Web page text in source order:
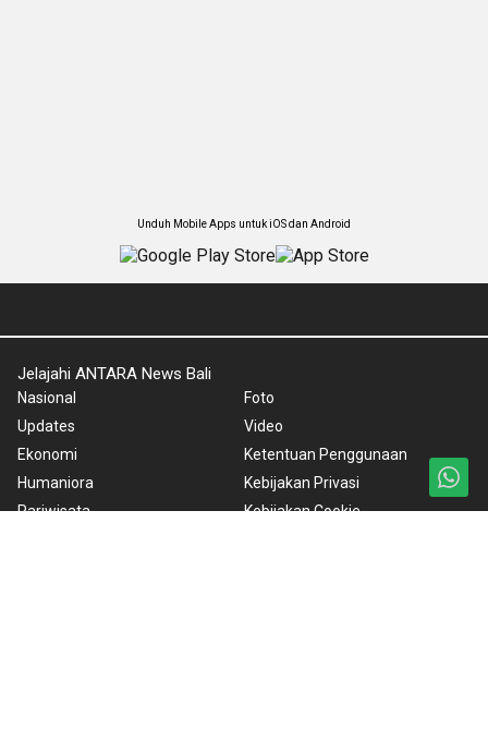
Unduh Mobile Apps untuk iOS dan Android
Jelajahi ANTARA News Bali
Nasional
Updates
Ekonomi
Humaniora
Pariwisata
Foto
Video
Ketentuan Penggunaan
Kebijakan Privasi
Kebijakan Cookie